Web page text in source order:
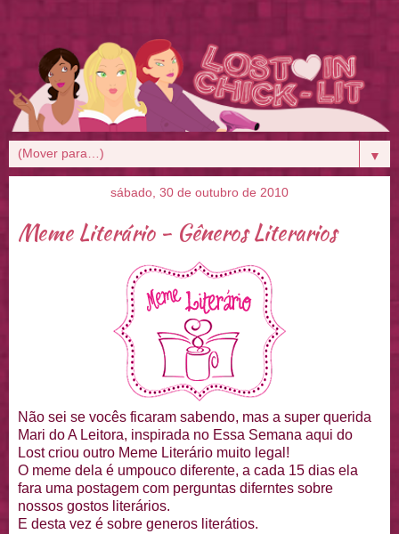
▼
sábado, 30 de outubro de 2010
Meme Literário - Gêneros Literarios
Não sei se vocês ficaram sabendo, mas a super querida
Mari do A Leitora, inspirada no Essa Semana aqui do
Lost criou outro Meme Literário muito legal!
O meme dela é umpouco diferente, a cada 15 dias ela
fara uma postagem com perguntas diferntes sobre
nossos gostos literários.
E desta vez é sobre generos literátios.